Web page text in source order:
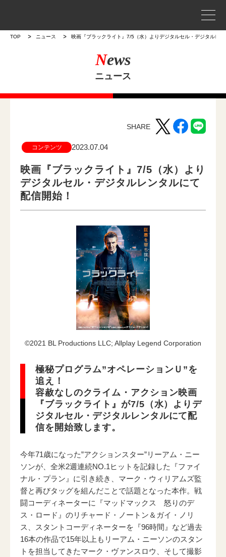
TOP ニュース 映画『ブラックライト』7/5（水）よりデジタルセル・デジタルレ
News
ニュース
SHARE
コンテンツ 2023.07.04
映画『ブラックライト』7/5（水）より
デジタルセル・デジタルレンタルにて
配信開始！
©2021 BL Productions LLC; Allplay Legend Corporation
極秘プログラム”オペレーションＵ”を
追え！
容赦なしのクライム・アクション映画
『ブラックライト』が7/5（水）よりデ
ジタルセル・デジタルレンタルにて配
信を開始致します。
今年71歳になった”アクションスター”リーアム・ニー
ソンが、全米2週連続NO.1ヒットを記録した『ファイ
ナル・プラン』に引き続き、マーク・ウィリアムズ監
督と再びタッグを組んだことで話題となった本作。戦
闘コーディネーターに『マッドマックス 怒りのデ
ス・ロード』のリチャード・ノートン＆ガイ・ノリ
ス、スタントコーディネーターを『96時間』など過去
16本の作品で15年以上もリーアム・ニーソンのスタン
トを担当してきたマーク・ヴァンスロウ、そして撮影
事業案内
プロジェクトストーリー
ラインナップ
JP/EN
サイトマップ
ご利用規約
電子公告